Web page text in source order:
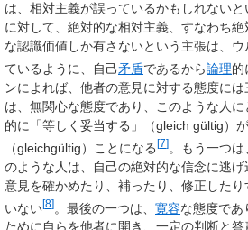
は、相対主義が誤っているかもしれない
に対して、絶対的な相対主義、すなわち
な認識価値しか有さないという主張は、
ているように、自己矛盾であるから論理的
ンによれば、他者の意見に対する態度に
は、無関心な態度であり、このような人
的に「等しく妥当する」（gleich gültig）
（gleichgültig）ことになる[7]。もう一つ
のような人は、自己の絶対的な信念に逃
意見を確かめたり、補ったり、修正した
いない[8]。最後の一つは、 寛容な態度であ
ために自らを他者に開き、一定の判断と